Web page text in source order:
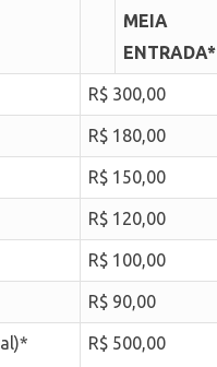
MEIA
ENTRADA*
R$ 300,00
R$ 180,00
R$ 150,00
R$ 120,00
R$ 100,00
R$ 90,00
R$ 500,00